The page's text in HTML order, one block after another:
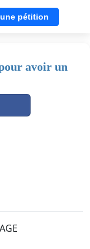
pétition
avoir un